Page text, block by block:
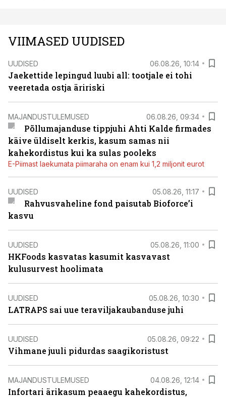
VIIMASED UUDISED
UUDISED 06.08.26, 10:14
Jaekettide lepingud luubi all: tootjale ei tohi
veeretada ostja äririski
MAJANDUSTULEMUSED 06.08.26, 09:34
Põllumajanduse tippjuhi Ahti Kalde firmades
käive üldiselt kerkis, kasum samas nii
kahekordistus kui ka sulas pooleks
E-Piimast laekumata piimaraha on enam kui 1,2 miljonit eurot
UUDISED 05.08.26, 11:17
Rahvusvaheline fond paisutab Bioforce’i
kasvu
UUDISED 05.08.26, 11:00
HKFoods kasvatas kasumit kasvavast
kulusurvest hoolimata
UUDISED 05.08.26, 10:30
LATRAPS sai uue teraviljakaubanduse juhi
UUDISED 05.08.26, 09:22
Vihmane juuli pidurdas saagikoristust
MAJANDUSTULEMUSED 04.08.26, 12:14
Infortari ärikasum peaaegu kahekordistus,